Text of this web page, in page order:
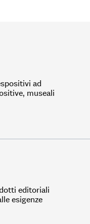
ad
museali
editoriali
esigenze